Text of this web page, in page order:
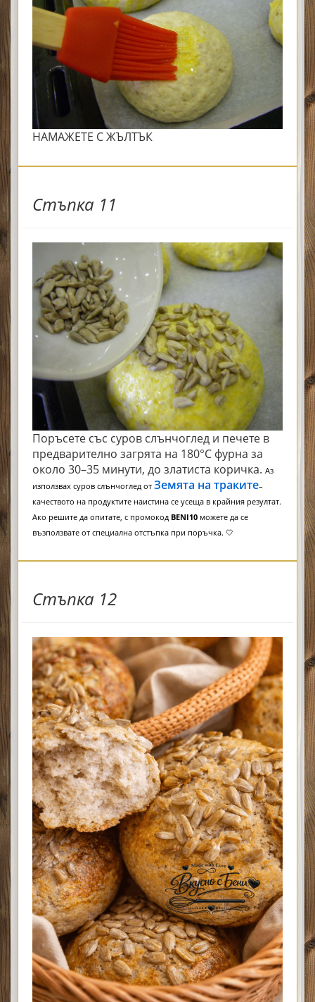
НАМАЖЕТЕ С ЖЪЛТЪК
Стъпка 11
Поръсете със суров слънчоглед и печете в
предварително загрята на 180°C фурна за
около 30–35 минути, до златиста коричка. Аз
използвах суров слънчоглед от Земята на траките–
качеството на продуктите наистина се усеща в крайния резултат.
Ако решите да опитате, с промокод BENI10 можете да се
възползвате от специална отстъпка при поръчка. 🤍
Стъпка 12